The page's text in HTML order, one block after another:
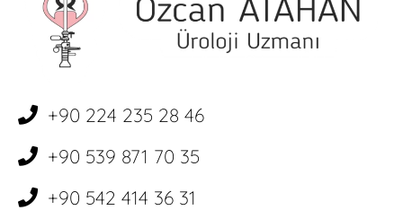
+90 224 235 28 46
+90 539 871 70 35
+90 542 414 36 31